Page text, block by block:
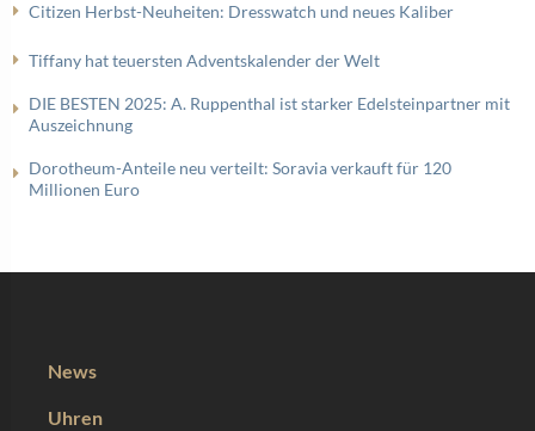
Citizen Herbst-Neuheiten: Dresswatch und neues Kaliber
Tiffany hat teuersten Adventskalender der Welt
DIE BESTEN 2025: A. Ruppenthal ist starker Edelsteinpartner mit
Auszeichnung
Dorotheum-Anteile neu verteilt: Soravia verkauft für 120
Millionen Euro
News
Uhren